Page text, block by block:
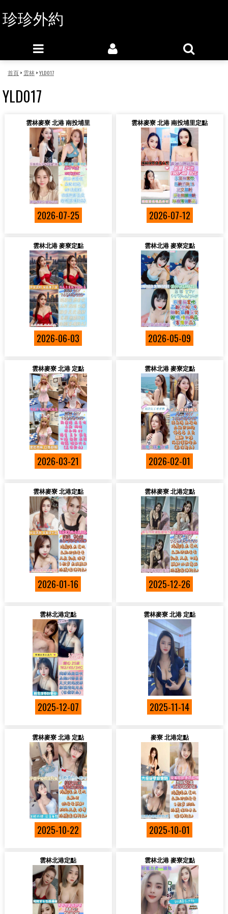
珍珍外約
首頁> 雲林>YLD017
YLD017
雲林麥寮 北港 南投埔里
2026-07-25
雲林麥寮 北港 南投埔里定點
2026-07-12
雲林北港 麥寮定點
2026-06-03
雲林北港 麥寮定點
2026-05-09
雲林麥寮 北港 定點
2026-03-21
雲林北港 麥寮定點
2026-02-01
雲林麥寮 北港定點
2026-01-16
雲林麥寮 北港定點
2025-12-26
雲林北港定點
2025-12-07
雲林麥寮 北港 定點
2025-11-14
雲林麥寮 北港 定點
2025-10-22
麥寮 北港定點
2025-10-01
雲林北港定點 雲林北港 麥寮定點